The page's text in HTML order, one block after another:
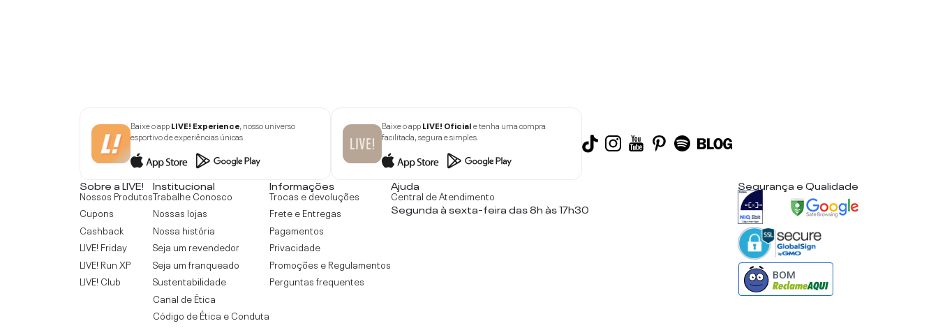
Baixe o appLIVE! Experience, nosso universo
esportivo de experiências únicas.
Baixe o appLIVE! Oficiale tenha uma compra
facilitada, segura e simples.
Sobre a LIVE!
Nossos Produtos
Cupons
Cashback
LIVE! Friday
LIVE! Run XP
LIVE! Club
Institucional
Trabalhe Conosco
Nossas lojas
Nossa história
Seja um revendedor
Seja um franqueado
Sustentabilidade
Canal de Ética
Código de Ética e Conduta
Informações
Trocas e devoluções
Frete e Entregas
Pagamentos
Privacidade
Promoções e Regulamentos
Perguntas frequentes
Ajuda
Central de Atendimento
Segunda à sexta-feira das 8h às 17h30
Segurança e Qualidade
BOM